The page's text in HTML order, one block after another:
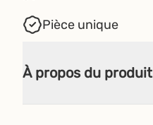
Pièce unique
À propos du produit